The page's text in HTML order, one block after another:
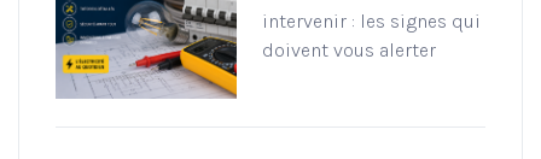
intervenir : les signes qui
doivent vous alerter